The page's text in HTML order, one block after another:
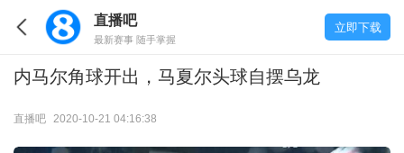
直播吧
最新赛事 随手掌握
立即下载
内马尔角球开出，马夏尔头球自摆乌龙
直播吧 2020-10-21 04:16:38